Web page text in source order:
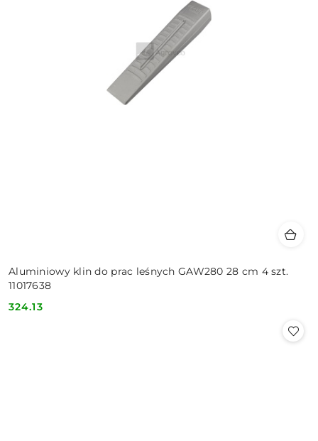
Aluminiowy klin do prac leśnych GAW280 28 cm 4 szt.
11017638
Cena:
324.13